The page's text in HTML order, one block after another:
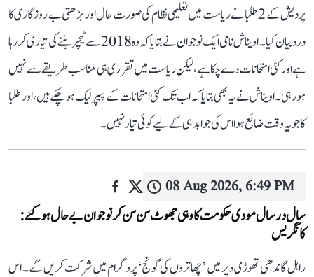
پردیش کے 2 طلبا نے ریاست میں تعلیمی نظام کی صورت حال اور بڑھتی بے روزگاری کا
درد بیان کیا۔ اویناش نامی ایک نوجوان نے بتایا کہ وہ 2018 سے ٹیچر بننے کی تیاری کر رہا
ہے اور کئی امتحانات دے چکا ہے، لیکن ریاست میں تقرری ہی مناسب طریقے سے نہیں
ہو رہی۔ اویناش نے یہ بھی بتایا کہ اب تک کئی امتحانات کے پیپر لیک ہو چکے ہیں، اور طلبا
کا جو یہ وقت ضائع ہوا اس کی جوابدہی کے لیے کوئی تیار نہیں۔
08 Aug 2026, 6:49 PM
سال در سال مودی حکومت کا وہی جھوٹ سن سن کر نوجوان بے حال ہو گئے:
کانگریس
راہل گاندھی تھوڑی دیر میں ’چھاتروں کی گونج‘ پروگرام میں شرکت کریں گے۔ اس